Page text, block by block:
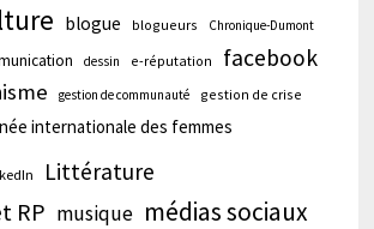
blogue blogueurs Chronique-Dumont
dessin e-réputation facebook
gestion de communauté gestion de crise
internationale des femmes
Littérature
RP musique médias sociaux